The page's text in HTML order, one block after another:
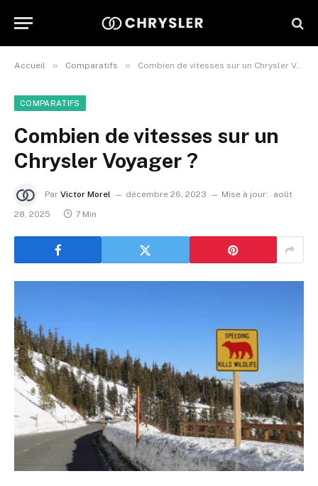
Accueil » Comparatifs » Combien de vitesses sur un Chrysler Voyager ?
COMPARATIFS
Combien de vitesses sur un
Chrysler Voyager ?
Par Victor Morel décembre 26, 2023 Mise à jour:
août
28, 2025
7 Min